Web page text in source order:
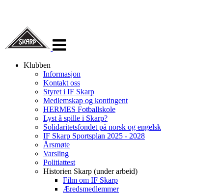
navigasjon
Klubben
Informasjon
Kontakt oss
Styret i IF Skarp
Medlemskap og kontingent
HERMES Fotballskole
Lyst å spille i Skarp?
Solidaritetsfondet på norsk og engelsk
IF Skarp Sportsplan 2025 - 2028
Årsmøte
Varsling
Politiattest
Historien Skarp (under arbeid)
Film om IF Skarp
Æredsmedlemmer